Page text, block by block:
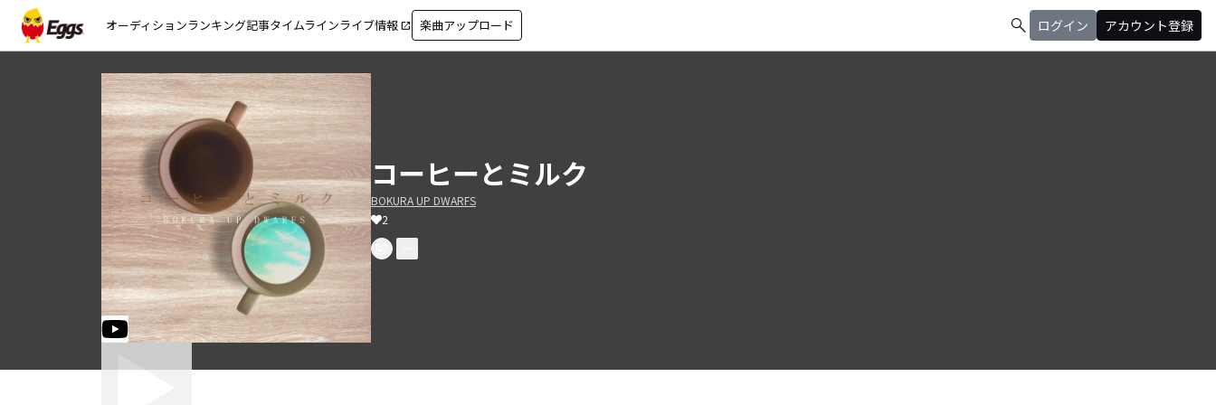
オーディションランキング記事タイムラインライブ情報 open_in_new 楽曲アップロード search ログイン アカウント登録
コーヒーとミルク
BOKURA UP DWARFS
2